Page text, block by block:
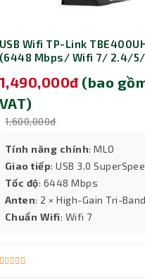
USB Wifi TP-Link
(6448 Mbps/ Wifi 7/ 2.4/
1,490,000đ (bao
VAT)
1,600,000đ
Tính năng chính: MLO
Giao tiếp: USB 3.0
Tốc độ: 6448 Mbps
Anten: 2 × High-Gain Tri-Band
Chuẩn Wifi: Wifi 7